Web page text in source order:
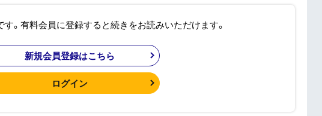
。有料会員に登録すると続きをお読みいただけます。
新規会員登録はこちら
ログイン